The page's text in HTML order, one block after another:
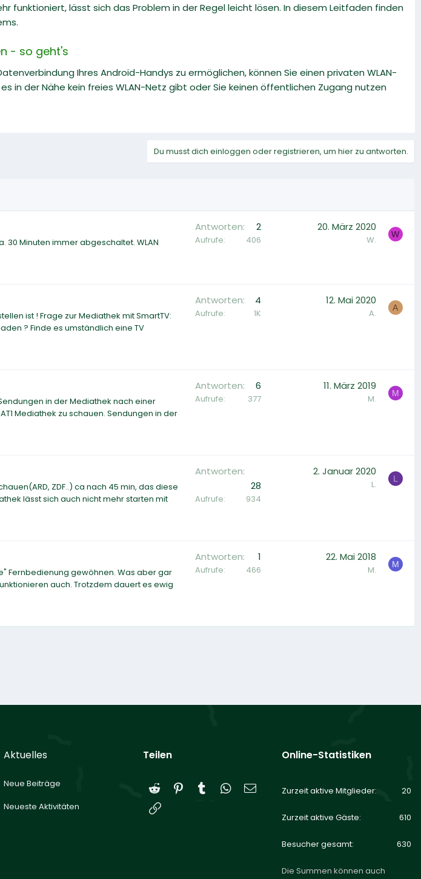
funktioniert, lässt sich das Problem in der Regel leicht lösen. In diesem Leitfaden finden
- so geht's
Ihres Android-Handys zu ermöglichen, können Sie einen privaten WLAN-
in der Nähe kein freies WLAN-Netz gibt oder Sie keinen öffentlichen Zugang nutzen
Du musst dich einloggen oder registrieren, um hier zu antworten.
Minuten immer abgeschaltet. WLAN
Antworten 2
Aufrufe 406
20. März 2020
W. W
ist ! Frage zur Mediathek mit SmartTV:
? Finde es umständlich eine TV
Antworten 4
Aufrufe 1K
12. Mai 2020
A. A
in der Mediathek nach einer
Mediathek zu schauen. Sendungen in der
Antworten 6
Aufrufe 377
11. März 2019
M. M
ZDF..) ca nach 45 min, das diese
lässt sich auch nicht mehr starten mit
Antworten
28
Aufrufe 934
2. Januar 2020
L. L
Fernbedienung gewöhnen. Was aber gar
auch. Trotzdem dauert es ewig
Antworten 1
Aufrufe 466
22. Mai 2018
M. M
Aktuelles
Neue Beiträge
Neueste Aktivitäten
Teilen
Reddit Pinterest
Tumblr WhatsApp
E-Mail
Online-Statistiken
Zurzeit aktive Mitglieder 20
Zurzeit aktive Gäste 610
Besucher gesamt 630
Die Summen können auch